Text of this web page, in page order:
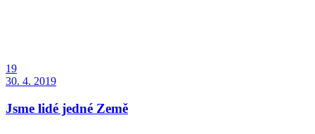
19
30. 4. 2019
Jsme lidé jedné Země